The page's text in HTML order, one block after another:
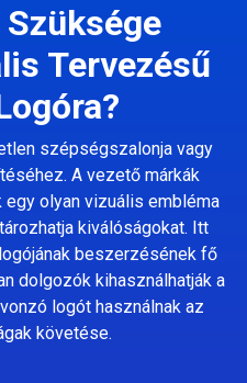
Tervezésű
szépségszalonja vagy
A vezető márkák
olyan vizuális embléma
kiválóságokat. Itt
beszerzésének fő
dolgozók kihasználhatják a
logót használnak az
követése.